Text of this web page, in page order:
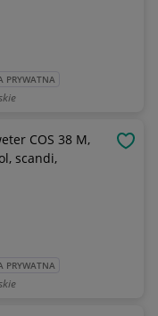
PRYWATNA
COS 38 M,
scandi,
PRYWATNA